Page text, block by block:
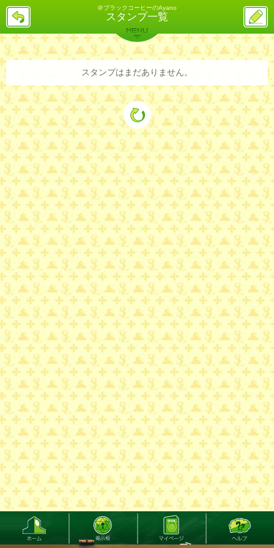
＠ブラックコーヒーのAyano
スタンプ一覧
戻
ス
投
稿
バックナンバー 詳細検索 ランキング
MENU
スタンプはまだありません。